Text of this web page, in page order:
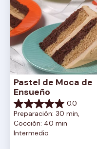
Pastel de Moca de
Ensueño
0.0
0.0
de
5
estrellas.
Preparación: 30 min,
Cocción: 40 min
Intermedio